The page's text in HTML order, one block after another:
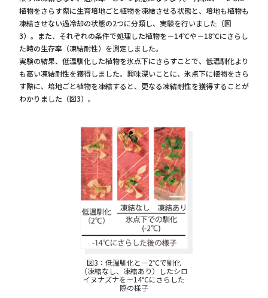
植物をさらす際に生育培地ごと植物を凍結させる状態と、培地も植物も
凍結させない過冷却の状態の2つに分類し、実験を行いました（図
3）。また、それぞれの条件で処理した植物を－14℃や－18℃にさらし
た時の生存率（凍結耐性）を測定しました。
実験の結果、低温馴化した植物を氷点下にさらすことで、低温馴化より
も高い凍結耐性を獲得しました。興味深いことに、氷点下に植物をさら
す際に、培地ごと植物を凍結すると、更なる凍結耐性を獲得することが
わかりました（図3）。
図3：低温馴化と－2℃で馴化
（凍結なし、凍結あり）したシロ
イヌナズナを－14℃にさらした
際の様子